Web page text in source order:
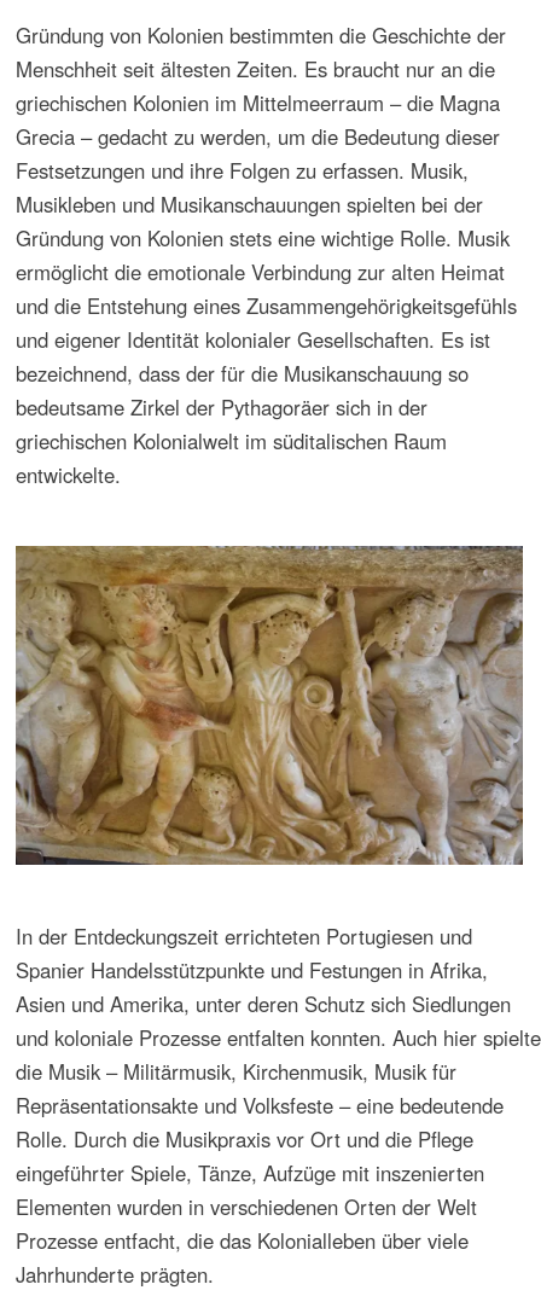
In der Entdeckungszeit errichteten Portugiesen und
Spanier Handelsstützpunkte und Festungen in Afrika,
Asien und Amerika, unter deren Schutz sich Siedlungen
und koloniale Prozesse entfalten konnten. Auch hier spielte
die Musik – Militärmusik, Kirchenmusik, Musik für
Repräsentationsakte und Volksfeste – eine bedeutende
Rolle. Durch die Musikpraxis vor Ort und die Pflege
eingeführter Spiele, Tänze, Aufzüge mit inszenierten
Elementen wurden in verschiedenen Orten der Welt
Handelsgesellschaften der Niederländer und Engländer
übernahmen von den Portugiesen und Spaniern über
Jahrhunderte die weltweite Vormachtstellung und
bestimmten die Kolonialgeschichte in vielen Regionen der
Welt. Ebenfalls wurden von ihnen – wenn auch
konfessionell anders geartete – Kirchenmusik, Militärmusik
und Hausmusik eingeführt, die neben einheimischem
Musikleben oder mit ihm interagierend die
Musikgeschichte von kolonialen Zirkeln und Städten lange
Zeit prägten und Entwicklungen anstießen, die – wie in
Indonesien oder Südafrika – bis in die Gegenwart
nachwirken. Wenn auch die Festsetzung von Franzosen in
der Neuen Welt zunächst misslang, waren sie später unter
musikalisch ihre kolonialen Besitzungen. Auch durch sie
entstand ein europäisch geprägtes Musikleben in
Kolonialgebieten mit repräsentativen Opernhäusern – wie
in Hanoi –, mit Militärkapellen, Salonmusik und
Musikschulen. Gebiete wie Neukaledonien sind bis heute
politisch eng mit Frankreich verbunden, was auch ihr
Musikleben weitgehend bestimmt.